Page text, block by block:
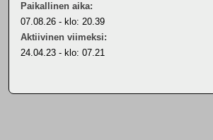
Paikallinen aika:
07.08.26 - klo: 20.39
Aktiivinen viimeksi:
24.04.23 - klo: 07.21